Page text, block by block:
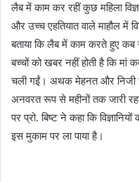
लैब में काम कर रहीं कुछ महिला
और उच्च एहतियात वाले माहौल में
बताया कि लैब में काम करते हुए कब
बच्चों को खबर नहीं होती है कि मां
चली गईं। अथक मेहनत और निजी
अनवरत रूप से महीनों तक जारी
पर प्रो. बिष्ट ने कहा कि
इस मुकाम पर ला पाया है।